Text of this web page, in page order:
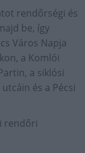
rendőrségi és
be, így
Város Napja
a Komlói
a siklósi
és a Pécsi
rendőri